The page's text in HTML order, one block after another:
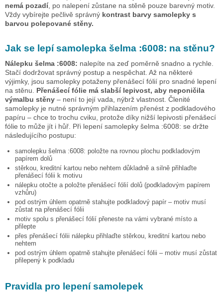
nemá pozadí, po nalepení zůstane na stěně pouze barevný motiv.
Vždy vybírejte pečlivě správný kontrast barvy samolepky s
barvou polepované stěny.
Jak se lepí samolepka šelma :6008: na stěnu?
Nálepku šelma :6008: nalepíte na zeď poměrně snadno a rychle.
Stačí dodržovat správný postup a nespěchat. Až na některé
výjimky, jsou samolepky potaženy přenášecí fólií pro snadné lepení
na stěnu. Přenášecí fólie má slabší lepivost, aby neponičila
výmalbu stěny – není to její vada, nýbrž vlastnost. Členité
samolepky je nutné správným přihlazením přenést z podkladového
papíru – chce to trochu cviku, protože díky nižší lepivosti přenášecí
fólie to může jít i hůř. Při lepení samolepky šelma :6008: se držte
následujícího postupu:
samolepku šelma :6008: položte na rovnou plochu podkladovým
papírem dolů
stěrkou, kreditní kartou nebo nehtem důkladně a silně přihlaďte
přenášecí fólii k motivu
nálepku otočte a položte přenášecí fólií dolů (podkladovým papírem
vzhůru)
pod ostrým úhlem opatrně stahujte podkladový papír – motiv musí
zůstat na přenášecí fólii
motiv spolu s přenášecí fólií přeneste na vámi vybrané místo a
přilepte
přes přenášecí fólii nálepku přihlaďte stěrkou, kreditní kartou nebo
nehtem
pod ostrým úhlem opatrně stahujte přenášecí fólii – motiv musí zůstat
přilepený k podkladu
Pravidla pro lepení samolepek